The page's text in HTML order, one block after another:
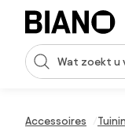
Navigatie overslaan,
Zoekopdracht
Accessoires